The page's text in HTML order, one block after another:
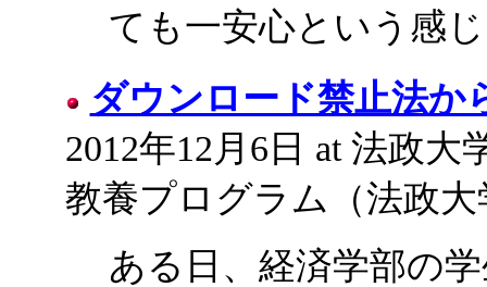
ても一安心という感
ダウンロード禁止法か
2012年12月6日 at 法政大
教養プログラム（法政
ある日、経済学部の